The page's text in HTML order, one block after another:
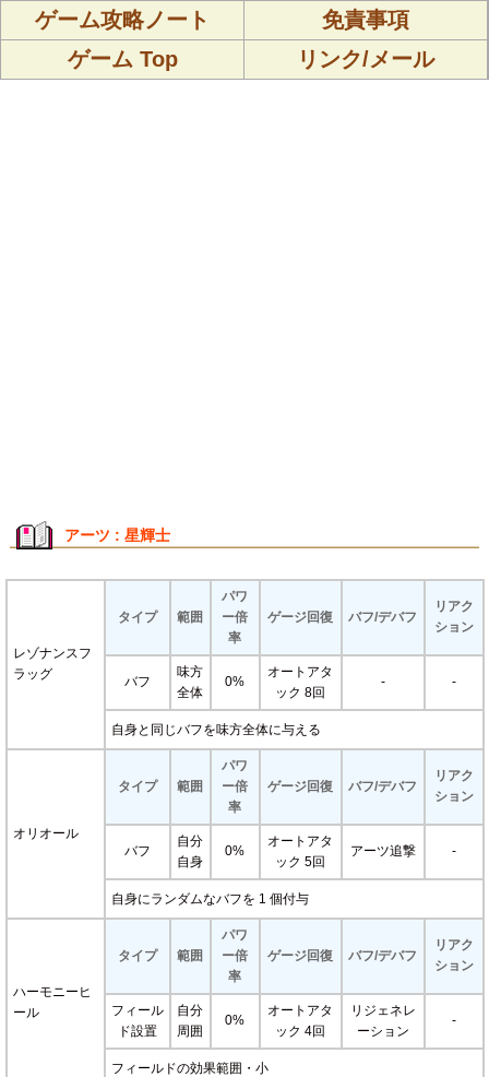
ゲーム攻略ノート
免責事項
ゲーム Top
リンク/メール
アーツ : 星輝士
レゾナンスフ
ラッグ
タイプ 範囲
パワ
ー倍
率
ゲージ回復 バフ/デバフ
リアク
ション
バフ
味方
全体
0%
オートアタ
ック 8回
- -
自身と同じバフを味方全体に与える
オリオール
タイプ 範囲
パワ
ー倍
率
ゲージ回復 バフ/デバフ
リアク
ション
バフ
自分
自身
0%
オートアタ
ック 5回
アーツ追撃 -
自身にランダムなバフを 1 個付与
ハーモニーヒ
ール
タイプ 範囲
パワ
ー倍
率
ゲージ回復 バフ/デバフ
リアク
ション
フィール
ド設置
自分
周囲
0%
オートアタ
ック 4回
リジェネレ
ーション
-
フィールドの効果範囲・小